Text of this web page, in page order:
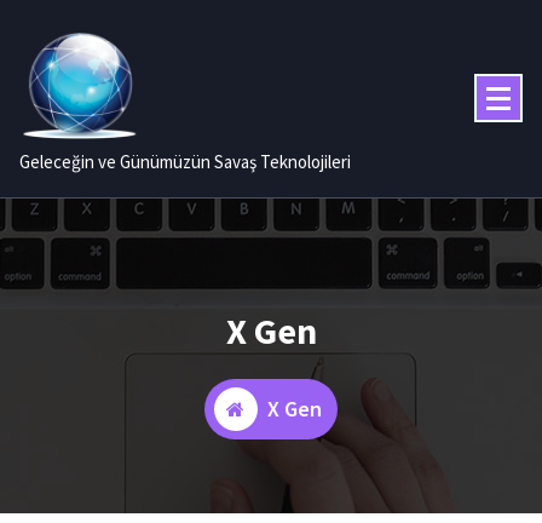
Geleceğin ve Günümüzün Savaş Teknolojileri
X Gen
X Gen